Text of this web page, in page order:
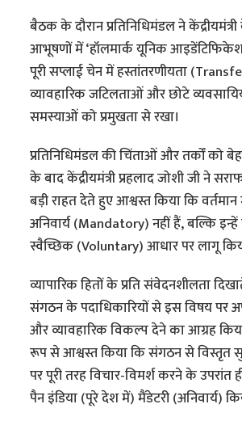
​बैठक के दौरान प्रतिनिधिमंडल ने
आभूषणों में ‘हॉलमार्क यूनिक
पूरी सप्लाई चेन में हस्तांतरणीयता
व्यावहारिक जटिलताओं और छोटे
समस्याओं को प्रमुखता से रखा।
​प्रतिनिधिमंडल की चिंताओं और तर्कों को
के बाद केंद्रीयमंत्री प्रहलाद जोशी जी ने
बड़ी राहत देते हुए आश्वस्त किया कि
अनिवार्य (Mandatory) नहीं हैं, बल्कि
स्वैच्छिक (Voluntary) आधार पर लागू
​व्यापारिक हितों के प्रति संवेदनशीलता
संगठन के पदाधिकारियों से इस विषय पर
और व्यावहारिक विकल्प देने का आग्रह किया
रूप से आश्वस्त किया कि संगठन से विस्तृत
पर पूरी तरह विचार-विमर्श करने के उपरांत
पैन इंडिया (पूरे देश में) मैंडेटरी (अनिवार्य)